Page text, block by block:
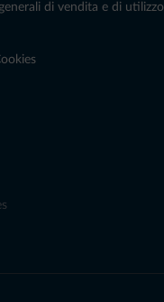
di vendita e di utilizzo